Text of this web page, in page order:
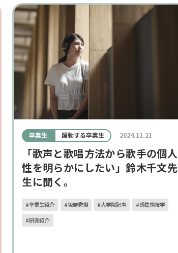
卒業生 躍動する卒業生 2024.11.21
「歌声と歌唱方法から歌手の個人
性を明らかにしたい」鈴木千文先
生に聞く。
#卒業生紹介 #坂野秀樹 #大学院記事 #感性情報学
#研究紹介